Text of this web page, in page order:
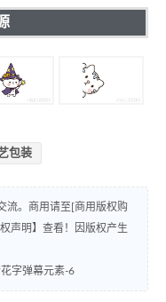
包装
流。商用请至[商用版权购
声明】查看！因版权产生
字弹幕元素-6